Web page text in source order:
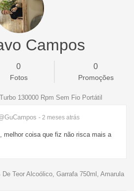
Campos
0
Fotos
0
Promoções
130000 Rpm Sem Fio Portátil
- 2 meses atrás
melhor coisa que fiz não risca mais a
De Teor Alcoólico, Garrafa 750ml, Amarula